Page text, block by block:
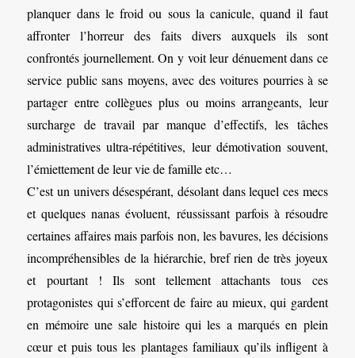
planquer dans le froid ou sous la canicule, quand il faut
affronter l’horreur des faits divers auxquels ils sont
confrontés journellement. On y voit leur dénuement dans ce
service public sans moyens, avec des voitures pourries à se
partager entre collègues plus ou moins arrangeants, leur
surcharge de travail par manque d’effectifs, les tâches
administratives ultra-répétitives, leur démotivation souvent,
l’émiettement de leur vie de famille etc…
C’est un univers désespérant, désolant dans lequel ces mecs
et quelques nanas évoluent, réussissant parfois à résoudre
certaines affaires mais parfois non, les bavures, les décisions
incompréhensibles de la hiérarchie, bref rien de très joyeux
et pourtant ! Ils sont tellement attachants tous ces
protagonistes qui s’efforcent de faire au mieux, qui gardent
en mémoire une sale histoire qui les a marqués en plein
cœur et puis tous les plantages familiaux qu’ils infligent à